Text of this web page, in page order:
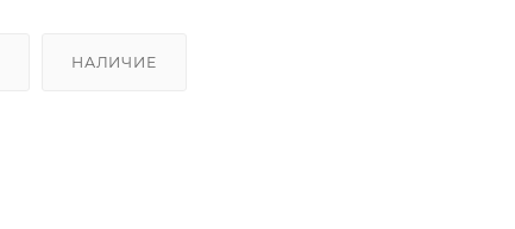
НАЛИЧИЕ